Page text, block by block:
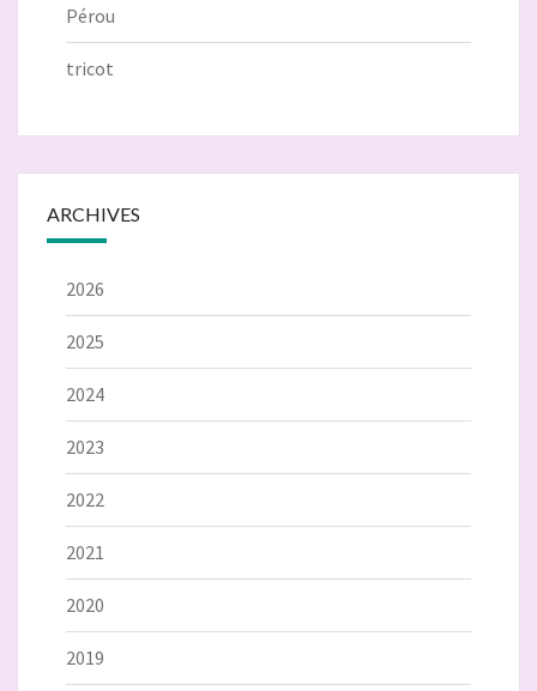
Pérou
tricot
ARCHIVES
2026
2025
2024
2023
2022
2021
2020
2019